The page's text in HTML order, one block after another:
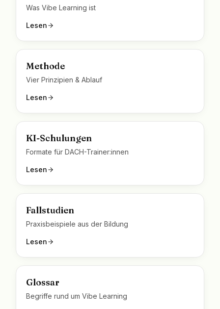
Was Vibe Learning ist
Lesen
Methode
Vier Prinzipien & Ablauf
Lesen
KI-Schulungen
Formate für DACH-Trainer:innen
Lesen
Fallstudien
Praxisbeispiele aus der Bildung
Lesen
Glossar
Begriffe rund um Vibe Learning